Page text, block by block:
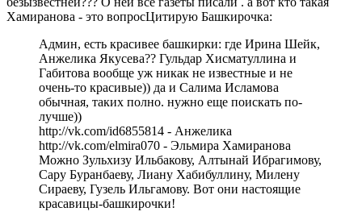
Хамиранова - это вопросЦитирую Башкирочка:
Админ, есть красивее башкирки: где Ирина Шейк,
Анжелика Якусева?? Гульдар Хисматуллина и
Габитова вообще уж никак не известные и не
очень-то красивые)) да и Салима Исламова
обычная, таких полно. нужно еще поискать по-
лучше))
http://vk.com/id6855814 - Анжелика
http://vk.com/elmira070 - Эльмира Хамиранова
Можно Зульхизу Ильбакову, Алтынай Ибрагимову,
Сару Буранбаеву, Лиану Хабибуллину, Милену
Сираеву, Гузель Ильгамову. Вот они настоящие
красавицы-башкирочки!